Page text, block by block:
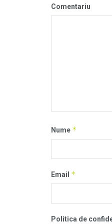
Comentariu
Nume *
Email *
Politica de